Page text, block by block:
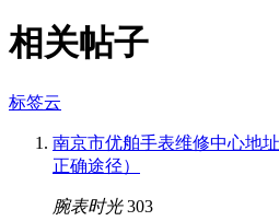
相关帖子
标签云
南京市优舶手表维修中心地
正确途径）
腕表时光 303